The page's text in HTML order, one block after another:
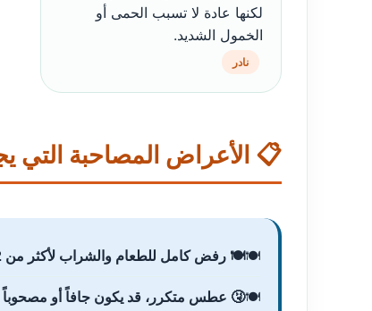
لكنها عادة لا تسبب الحمى أو
الخمول الشديد.
نادر
📋 الأعراض المصاحبة التي
🍽️ رفض كامل للطعام والشراب لأكثر من 12-24 ساعة
🤧 عطس متكرر، قد يكون جافاً أو مصحوباً